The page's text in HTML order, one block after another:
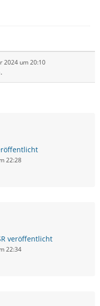
2024 um 20:10
22:28
veröffentlicht
22:34